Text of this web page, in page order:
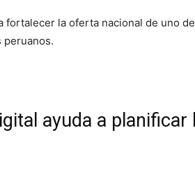
fortalecer la oferta nacional de uno
peruanos.
ayuda a planificar